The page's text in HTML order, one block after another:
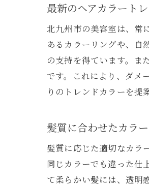
最新のヘアカラート
北九州市の美容室は、常
あるカラーリングや、自
の支持を得ています。ま
です。これにより、ダメ
りのトレンドカラーを提
髪質に合わせたカラ
髪質に応じた適切なカラ
同じカラーでも違った仕
て柔らかい髪には、透明